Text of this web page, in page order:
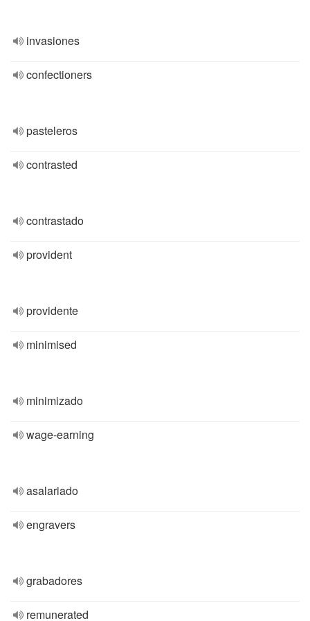
invasiones
confectioners
pasteleros
contrasted
contrastado
provident
providente
minimised
minimizado
wage-earning
asalariado
engravers
grabadores
remunerated